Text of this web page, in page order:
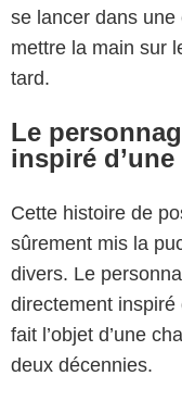
se lancer dans
mettre la main sur
tard.
Le
inspiré
Cette histoire de
sûrement mis la
divers. Le
directement
fait l’objet d’une
deux décennies.